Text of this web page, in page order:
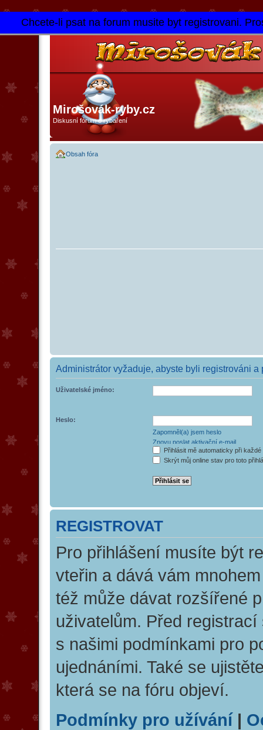
Chcete-li psat na forum musite byt registrovani.
Mirošovák-ryby.cz
Diskusní fórum o rybaření
Obsah fóra
Administrátor vyžaduje, abyste byli registrováni
Uživatelské jméno:
Heslo:
Zapomněl(a) jsem heslo
Znovu poslat aktivační e-mail
Přihlásit mě automaticky při
Skrýt můj online stav pro toto
REGISTROVAT
Pro přihlášení musíte být
vteřin a dává vám
též může dávat rozšířené
uživatelům. Před
s našimi podmínkami pro
ujednáními. Také se
která se na fóru objeví.
Podmínky pro užívání|